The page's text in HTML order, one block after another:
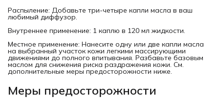
Распыление: Добавьте три-четыре капли масла в ваш
любимый диффузор.
Внутреннее применение: 1 каплю в 120 мл жидкости.
Местное применение: Нанесите одну или две капли масла
на выбранный участок кожи легкими массирующими
движениями до полного впитывания. Разбавьте базовым
маслом для снижения риска раздражения кожи. См.
дополнительные меры предосторожности ниже.
Меры предосторожности